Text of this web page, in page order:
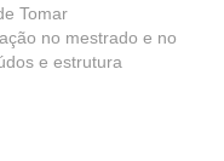
Tomar
no mestrado e no
e estrutura